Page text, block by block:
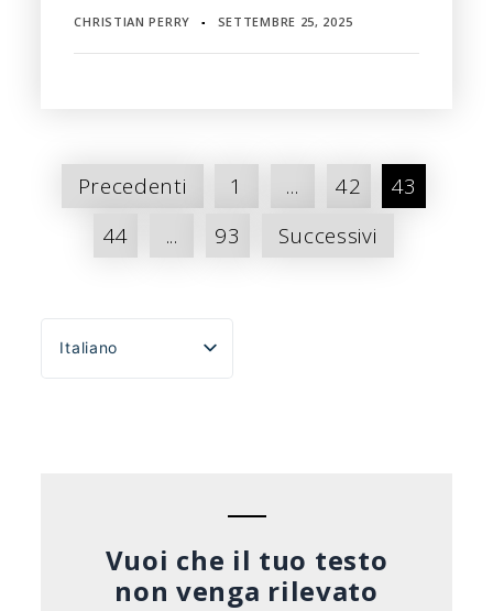
CHRISTIAN PERRY ▪ SETTEMBRE 25, 2025
Paginazione
Precedenti 1 ... 42
43
44
... 93 Successivi
Italiano
English
Vuoi che il tuo testo
non venga rilevato